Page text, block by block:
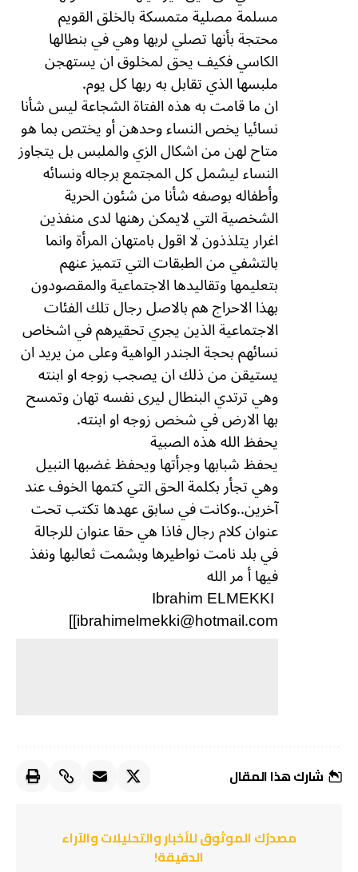
مسلمة مصلية متمسكة بالخلق القويم
محتجة بأنها تصلي لربها وهي في بنطالها
الكاسي فكيف يحق لمخلوق ان يستهجن
ملبسها الذي تقابل به ربها كل يوم.
ان ما قامت به هذه الفتاة الشجاعة ليس شأنا
نسائيا يخص النساء وحدهن أو يختص بما هو
متاح لهن من اشكال الزي والملبس بل يتجاوز
النساء ليشمل كل المجتمع برجاله ونسائه
وأطفاله بوصفه شأنا من شئون الحرية
الشخصية التي لايمكن رهنها لدى منفذين
اغرار يتلذذون لا اقول بامتهان المرأة وانما
بالتشفي من الطبقات التي تتميز عنهم
بتعليمها وتقاليدها الاجتماعية والمقصودون
بهذا الاحراج هم بالاصل رجال تلك الفئات
الاجتماعية الذين يجري تحقيرهم في اشخاص
نسائهم بحجة الجندر الواهية وعلى من يريد ان
يستيقن من ذلك ان يصجب زوجه او ابنته
وهي ترتدي البنطال ليرى نفسه تهان وتمسح
بها الارض في شخص زوجه او ابنته.
يحفظ الله هذه الصبية
يحفظ شبابها وجرأتها ويحفظ غضبها النبيل
وهي تجأر بكلمة الحق التي كتمها الخوف عند
آخرين..وكانت في سابق عهدها تكتب تحت
عنوان كلام رجال فاذا هي حقا عنوان للرجالة
في بلد نامت نواطيرها وبشمت ثعالبها ونفذ
فيها أ مر الله
Ibrahim ELMEKKI
[ibrahimelmekki@hotmail.com
]
شارك هذا المقال
مصدرُك الموثوق للأخبار والتحليلات والآراء
الدقيقة!